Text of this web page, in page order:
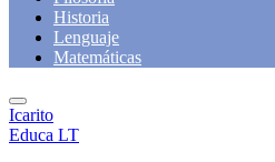
Historia
Lenguaje
Matemáticas
Icarito
Educa LT